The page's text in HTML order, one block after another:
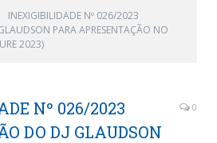
INEXIGIBILIDADE Nº 026/2023
PARA APRESENTAÇÃO NO
2023)
Nº 026/2023
DO DJ GLAUDSON
0